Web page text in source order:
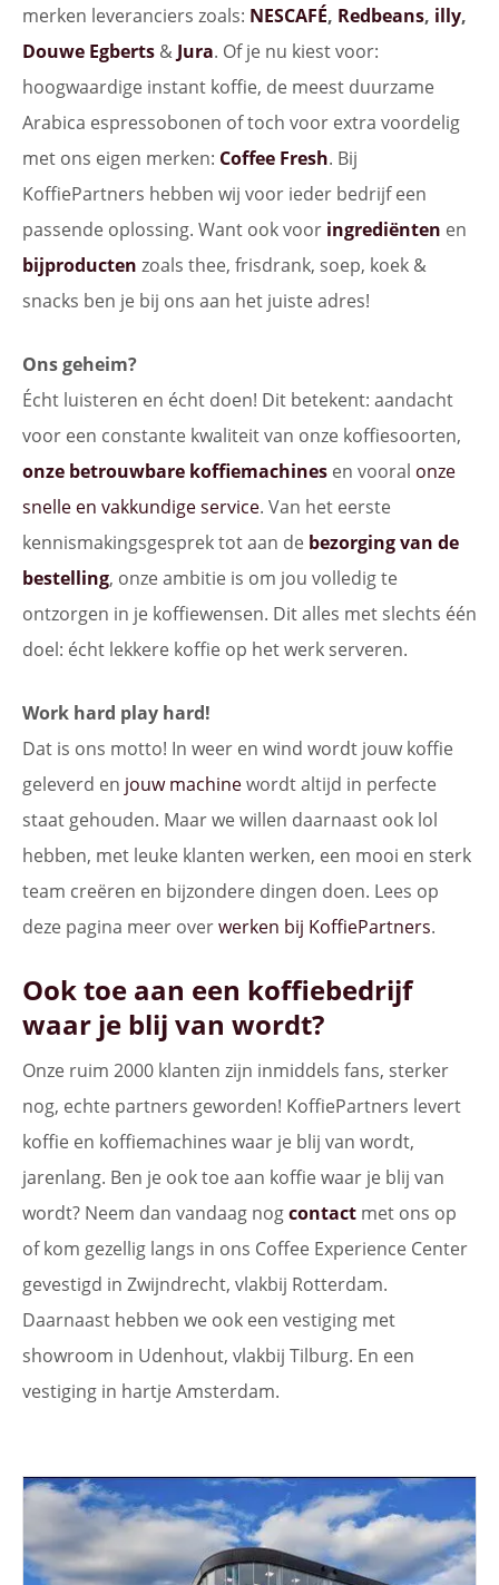
merken leveranciers zoals: NESCAFÉ, Redbeans, illy,
Douwe Egberts & Jura. Of je nu kiest voor:
hoogwaardige instant koffie, de meest duurzame
Arabica espressobonen of toch voor extra voordelig
met ons eigen merken: Coffee Fresh. Bij
KoffiePartners hebben wij voor ieder bedrijf een
passende oplossing. Want ook voor ingrediënten en
bijproducten zoals thee, frisdrank, soep, koek &
snacks ben je bij ons aan het juiste adres!
Ons geheim?
Écht luisteren en écht doen! Dit betekent: aandacht
voor een constante kwaliteit van onze koffiesoorten,
onze betrouwbare koffiemachines en vooral onze
snelle en vakkundige service. Van het eerste
kennismakingsgesprek tot aan de bezorging van de
bestelling, onze ambitie is om jou volledig te
ontzorgen in je koffiewensen. Dit alles met slechts één
doel: écht lekkere koffie op het werk serveren.
Work hard play hard!
Dat is ons motto! In weer en wind wordt jouw koffie
geleverd en jouw machinewordt altijd in perfecte
staat gehouden. Maar we willen daarnaast ook lol
hebben, met leuke klanten werken, een mooi en sterk
team creëren en bijzondere dingen doen. Lees op
deze pagina meer overwerken bij KoffiePartners.
Ook toe aan een koffiebedrijf
waar je blij van wordt?
Onze ruim 2000 klanten zijn inmiddels fans, sterker
nog, echte partners geworden! KoffiePartners levert
koffie en koffiemachines waar je blij van wordt,
jarenlang. Ben je ook toe aan koffie waar je blij van
wordt? Neem dan vandaag nogcontact met ons op
of kom gezellig langs in ons Coffee Experience Center
gevestigd in Zwijndrecht, vlakbij Rotterdam.
Daarnaast hebben we ook een vestiging met
showroom in Udenhout, vlakbij Tilburg. En een
vestiging in hartje Amsterdam.